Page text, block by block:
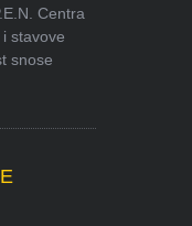
Centra
stavove
snose